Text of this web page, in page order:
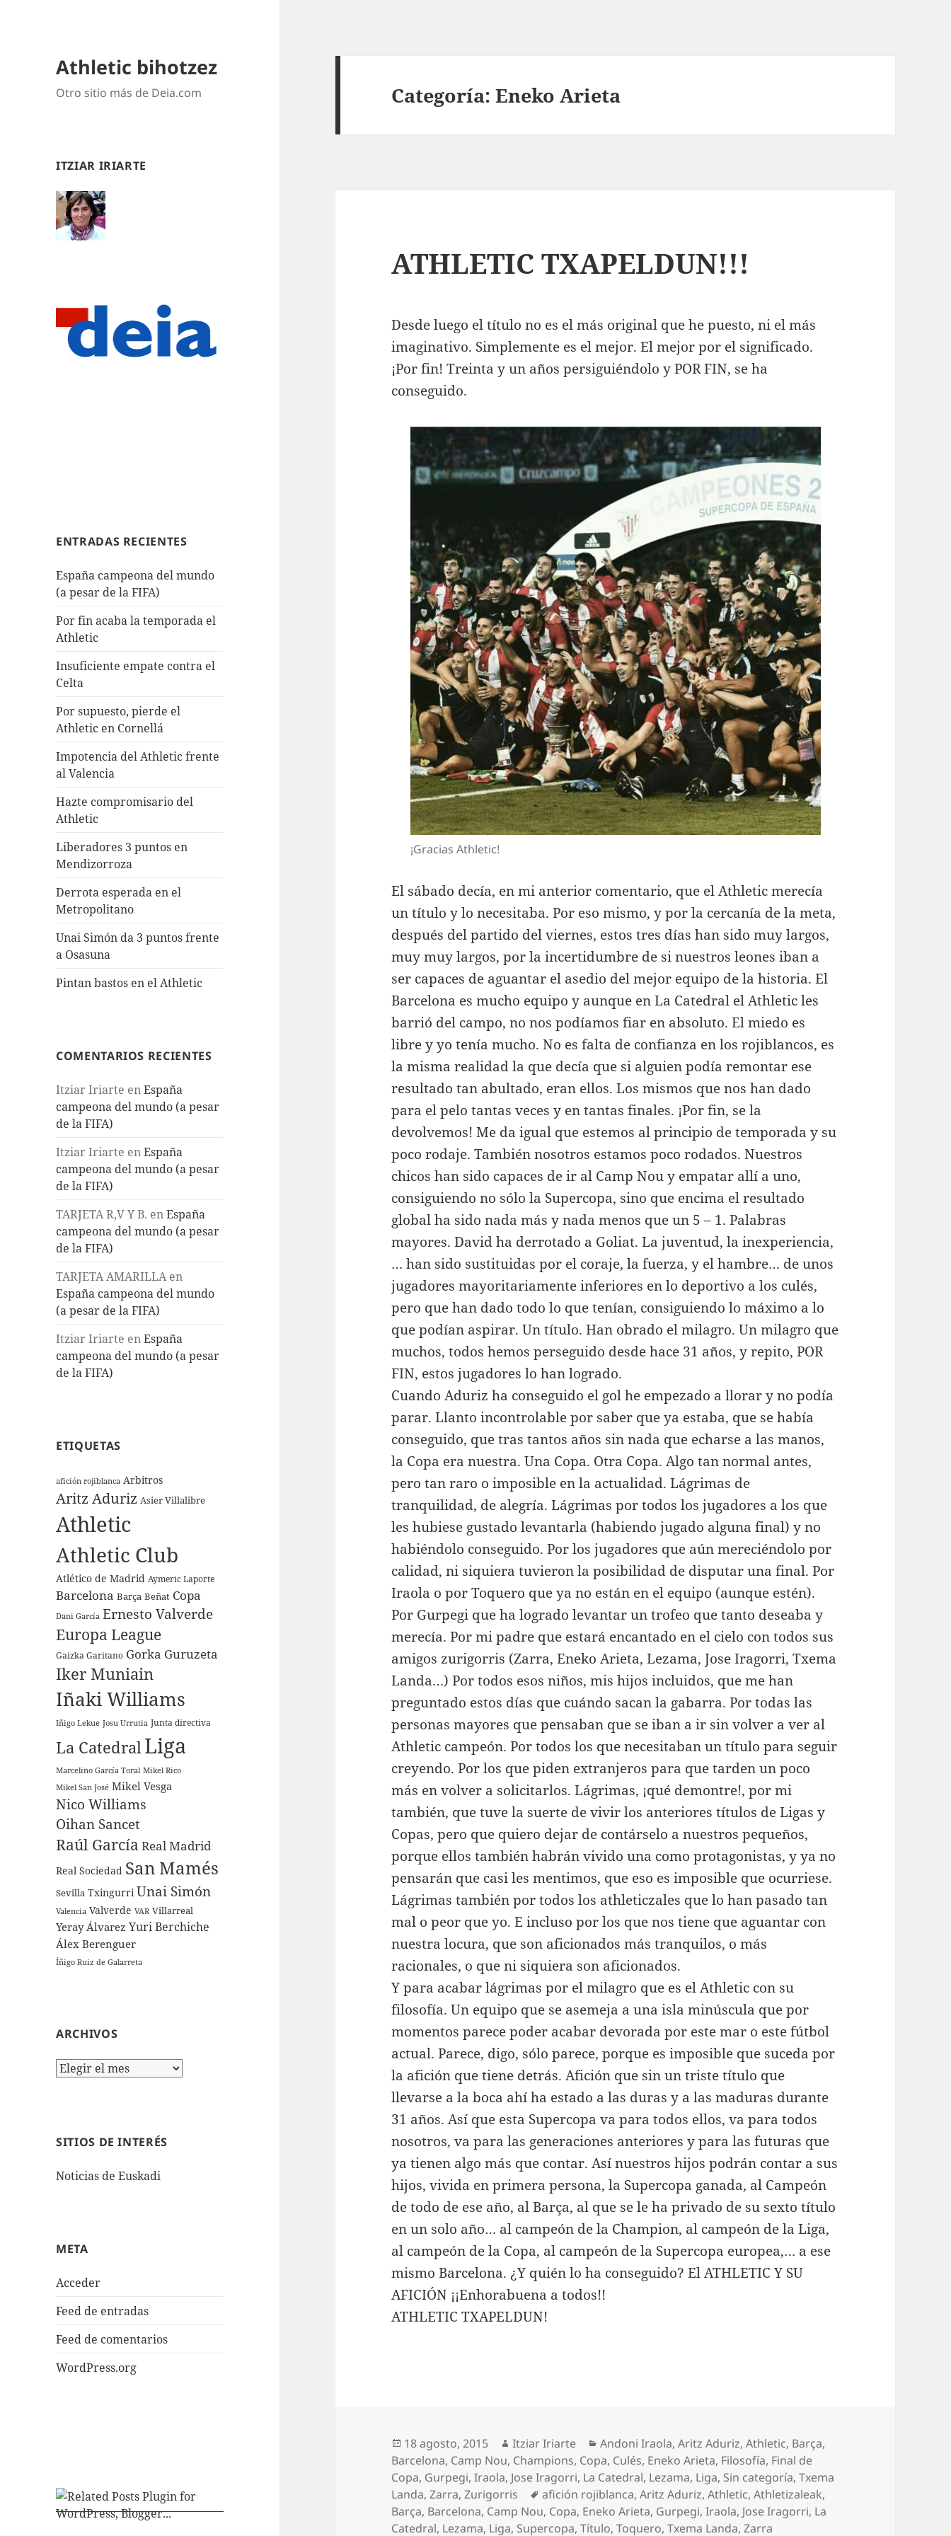
Athletic bihotzez
Otro sitio más de Deia.com
ITZIAR IRIARTE
ENTRADAS RECIENTES
España campeona del mundo
(a pesar de la FIFA)
Por fin acaba la temporada el
Athletic
Insuficiente empate contra el
Celta
Por supuesto, pierde el
Athletic en Cornellá
Impotencia del Athletic frente
al Valencia
Hazte compromisario del
Athletic
Liberadores 3 puntos en
Mendizorroza
Derrota esperada en el
Metropolitano
Unai Simón da 3 puntos frente
a Osasuna
Pintan bastos en el Athletic
COMENTARIOS RECIENTES
Itziar Iriarte enEspaña
campeona del mundo (a pesar
de la FIFA)
Itziar Iriarte enEspaña
campeona del mundo (a pesar
de la FIFA)
TARJETA R,V Y B. enEspaña
campeona del mundo (a pesar
de la FIFA)
TARJETA AMARILLAen
España campeona del mundo
(a pesar de la FIFA)
Itziar Iriarte enEspaña
campeona del mundo (a pesar
de la FIFA)
ETIQUETAS
afición rojiblanca Arbitros
Aritz Aduriz Asier Villalibre
Athletic
Athletic Club
Atlético de Madrid Aymeric Laporte
Barcelona Barça Beñat Copa
Dani García Ernesto Valverde
Europa League
Gaizka Garitano Gorka Guruzeta
Iker Muniain
Iñaki Williams
Iñigo Lekue Josu Urrutia Junta directiva
La CatedralLiga
Marcelino García Toral Mikel Rico
Mikel San José Mikel Vesga
Nico Williams
Oihan Sancet
Raúl García Real Madrid
Real Sociedad San Mamés
Sevilla Txingurri Unai Simón
Valencia Valverde VAR Villarreal
Yeray Álvarez Yuri Berchiche
Álex Berenguer
Íñigo Ruiz de Galarreta
ARCHIVOS
Archivos
SITIOS DE INTERÉS
Noticias de Euskadi
META
Acceder
Feed de entradas
Feed de comentarios
WordPress.org
Categoría:Eneko Arieta
ATHLETIC TXAPELDUN!!!
Desde luego el título no es el más original que he puesto, ni el más
imaginativo. Simplemente es el mejor. El mejor por el significado.
¡Por fin! Treinta y un años persiguiéndolo y POR FIN, se ha
conseguido.
¡Gracias Athletic!
El sábado decía, en mi anterior comentario, que el Athletic merecía
un título y lo necesitaba. Por eso mismo, y por la cercanía de la meta,
después del partido del viernes, estos tres días han sido muy largos,
muy muy largos, por la incertidumbre de si nuestros leones iban a
ser capaces de aguantar el asedio del mejor equipo de la historia. El
Barcelona es mucho equipo y aunque en La Catedral el Athletic les
barrió del campo, no nos podíamos fiar en absoluto. El miedo es
libre y yo tenía mucho. No es falta de confianza en los rojiblancos, es
la misma realidad la que decía que si alguien podía remontar ese
resultado tan abultado, eran ellos. Los mismos que nos han dado
para el pelo tantas veces y en tantas finales. ¡Por fin, se la
devolvemos! Me da igual que estemos al principio de temporada y su
poco rodaje. También nosotros estamos poco rodados. Nuestros
chicos han sido capaces de ir al Camp Nou y empatar allí a uno,
consiguiendo no sólo la Supercopa, sino que encima el resultado
global ha sido nada más y nada menos que un 5 – 1. Palabras
mayores. David ha derrotado a Goliat. La juventud, la inexperiencia,
… han sido sustituidas por el coraje, la fuerza, y el hambre… de unos
jugadores mayoritariamente inferiores en lo deportivo a los culés,
pero que han dado todo lo que tenían, consiguiendo lo máximo a lo
que podían aspirar. Un título. Han obrado el milagro. Un milagro que
muchos, todos hemos perseguido desde hace 31 años, y repito, POR
FIN, estos jugadores lo han logrado.
Cuando Aduriz ha conseguido el gol he empezado a llorar y no podía
parar. Llanto incontrolable por saber que ya estaba, que se había
conseguido, que tras tantos años sin nada que echarse a las manos,
la Copa era nuestra. Una Copa. Otra Copa. Algo tan normal antes,
pero tan raro o imposible en la actualidad. Lágrimas de
tranquilidad, de alegría. Lágrimas por todos los jugadores a los que
les hubiese gustado levantarla (habiendo jugado alguna final) y no
habiéndolo conseguido. Por los jugadores que aún mereciéndolo por
calidad, ni siquiera tuvieron la posibilidad de disputar una final. Por
Iraola o por Toquero que ya no están en el equipo (aunque estén).
Por Gurpegi que ha logrado levantar un trofeo que tanto deseaba y
merecía. Por mi padre que estará encantado en el cielo con todos sus
amigos zurigorris (Zarra, Eneko Arieta, Lezama, Jose Iragorri, Txema
Landa…) Por todos esos niños, mis hijos incluidos, que me han
preguntado estos días que cuándo sacan la gabarra. Por todas las
personas mayores que pensaban que se iban a ir sin volver a ver al
Athletic campeón. Por todos los que necesitaban un título para seguir
creyendo. Por los que piden extranjeros para que tarden un poco
más en volver a solicitarlos. Lágrimas, ¡qué demontre!, por mi
también, que tuve la suerte de vivir los anteriores títulos de Ligas y
Copas, pero que quiero dejar de contárselo a nuestros pequeños,
porque ellos también habrán vivido una como protagonistas, y ya no
pensarán que casi les mentimos, que eso es imposible que ocurriese.
Lágrimas también por todos los athleticzales que lo han pasado tan
mal o peor que yo. E incluso por los que nos tiene que aguantar con
nuestra locura, que son aficionados más tranquilos, o más
racionales, o que ni siquiera son aficionados.
Y para acabar lágrimas por el milagro que es el Athletic con su
filosofía. Un equipo que se asemeja a una isla minúscula que por
momentos parece poder acabar devorada por este mar o este fútbol
actual. Parece, digo, sólo parece, porque es imposible que suceda por
la afición que tiene detrás. Afición que sin un triste título que
llevarse a la boca ahí ha estado a las duras y a las maduras durante
31 años. Así que esta Supercopa va para todos ellos, va para todos
nosotros, va para las generaciones anteriores y para las futuras que
ya tienen algo más que contar. Así nuestros hijos podrán contar a sus
hijos, vivida en primera persona, la Supercopa ganada, al Campeón
de todo de ese año, al Barça, al que se le ha privado de su sexto título
en un solo año… al campeón de la Champion, al campeón de la Liga,
al campeón de la Copa, al campeón de la Supercopa europea,… a ese
mismo Barcelona. ¿Y quién lo ha conseguido? El ATHLETIC Y SU
AFICIÓN ¡¡Enhorabuena a todos!!
ATHLETIC TXAPELDUN!
Publicado
el
18 agosto, 2015 Autor
Itziar Iriarte Categorías
Andoni Iraola,Aritz Aduriz,Athletic, Barça,
Barcelona, Camp Nou, Champions, Copa, Culés, Eneko Arieta, Filosofía, Final de
Copa, Gurpegi,Iraola, Jose Iragorri, La Catedral, Lezama, Liga, Sin categoría,Txema
Landa,Zarra,Zurigorris Etiquetas
afición rojiblanca,Aritz Aduriz,Athletic,Athletizaleak,
Barça, Barcelona, Camp Nou, Copa, Eneko Arieta, Gurpegi,Iraola, Jose Iragorri, La
Catedral, Lezama, Liga, Supercopa,Título,Toquero,Txema Landa,Zarra